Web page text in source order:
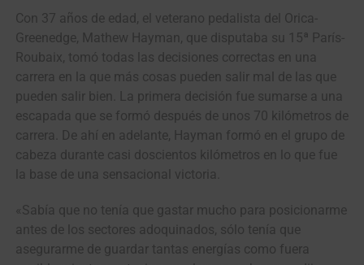
Con 37 años de edad, el veterano pedalista del Orica-
Greenedge, Mathew Hayman, que disputaba su 15ª París-
Roubaix, tomó todas las decisiones correctas en una
carrera en la que más cosas pueden salir mal de las que
pueden salir bien. La primera decisión fue sumarse a una
escapada que se formó después de unos 70 kilómetros de
carrera. De ahí en adelante, Hayman formó en el grupo de
cabeza durante casi doscientos kilómetros en lo que fue
la base de una sensacional victoria.
«Sabía que no tenía que gastar mucho para posicionarme
antes de los sectores adoquinados, sólo tenía que
asegurarme de guardar tantas energías como fuera